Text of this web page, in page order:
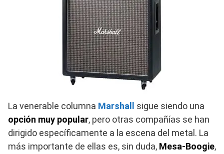
La venerable columna Marshall
sigue siendo una
opción muy popular, pero otras compañías se han
dirigido específicamente a la escena del metal. La
más importante de ellas es, sin duda, Mesa-Boogie,